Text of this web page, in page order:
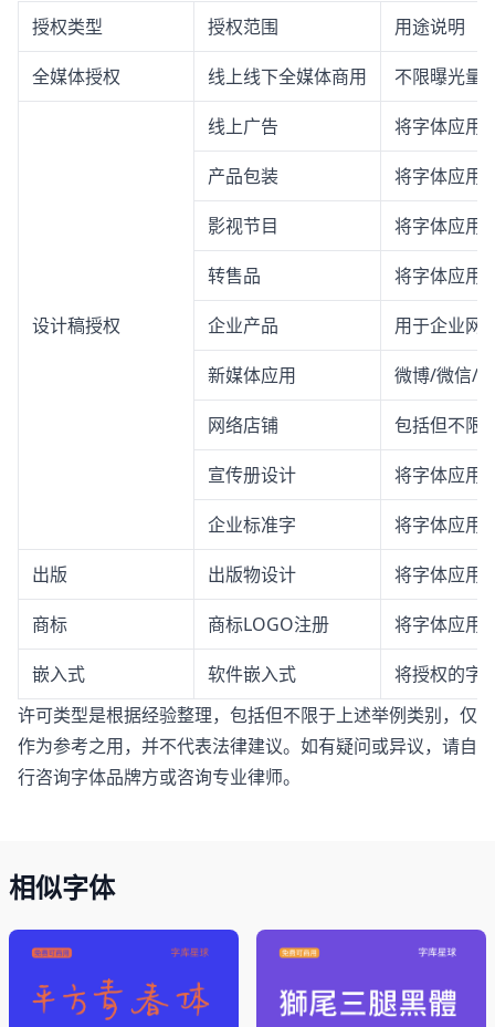
授权类型
授权范围 用途说明
全媒体授权 线上线下全媒体商用 不限曝光量
设计稿授权
线上广告 将字体应用
产品包装 将字体应用
影视节目 将字体应用
转售品 将字体应用
企业产品 用于企业网
新媒体应用 微博/微信/
网络店铺 包括但不限
宣传册设计 将字体应用
企业标准字 将字体应用
出版 出版物设计 将字体应用
商标 商标LOGO注册 将字体应用
嵌入式 软件嵌入式
将授权的字
许可类型是根据经验整理，包括但不限于上述举例类别，仅
作为参考之用，并不代表法律建议。如有疑问或异议，请自
行咨询字体品牌方或咨询专业律师。
相似字体